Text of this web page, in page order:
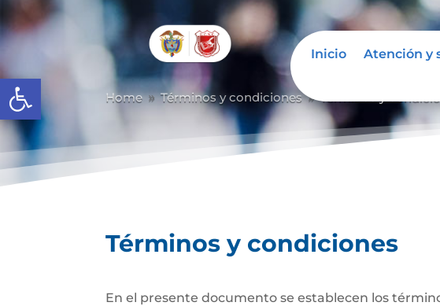
Abrir barra de herramientas
Inicio Atención y
Home 9 Términos y condiciones 9
Términos y condiciones
En el presente documento se establecen los